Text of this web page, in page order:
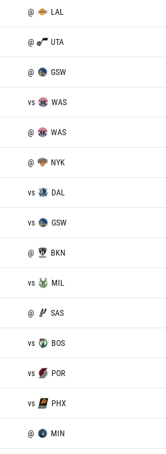
@ LAL
@ UTA
@ GSW
vs WAS
@ WAS
@ NYK
vs DAL
vs GSW
@ BKN
vs MIL
@ SAS
vs BOS
vs POR
vs PHX
@ MIN